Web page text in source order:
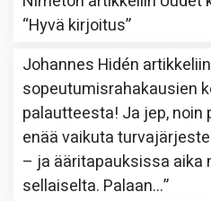
“Hyvä kirjoitus”
Johannes Hidén artikkeliin
sopeutumisrahakausien
palautteesta! Ja jep, noin
enää vaikuta
– ja ääritapauksissa aika
sellaiselta. Palaan…”